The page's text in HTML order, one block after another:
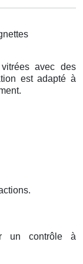
avec des
est adapté à
un contrôle à